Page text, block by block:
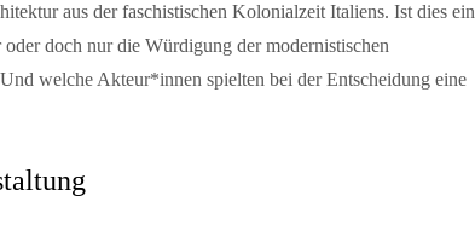
aus der faschistischen Kolonialzeit Italiens. Ist dies ein
doch nur die Würdigung der modernistischen
welche Akteur*innen spielten bei der Entscheidung eine